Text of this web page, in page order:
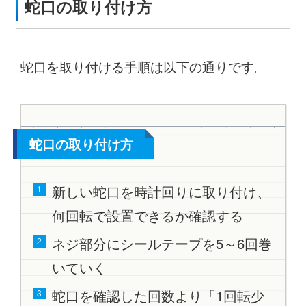
蛇口の取り付け方
蛇口を取り付ける手順は以下の通りです。
蛇口の取り付け方
新しい蛇口を時計回りに取り付け、
何回転で設置できるか確認する
ネジ部分にシールテープを5～6回巻
いていく
蛇口を確認した回数より「1回転少